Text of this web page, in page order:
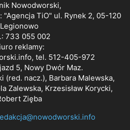
Nowodworski,
TiO" ul. Rynek 2, 05-120
Legionowo
733 055 002
reklamy:
, tel. 512-405-972
5, Nowy Dwór Maz.
(red. nacz.), Barbara Malewska,
Zalewska, Krzesisław Korycki,
Zięba